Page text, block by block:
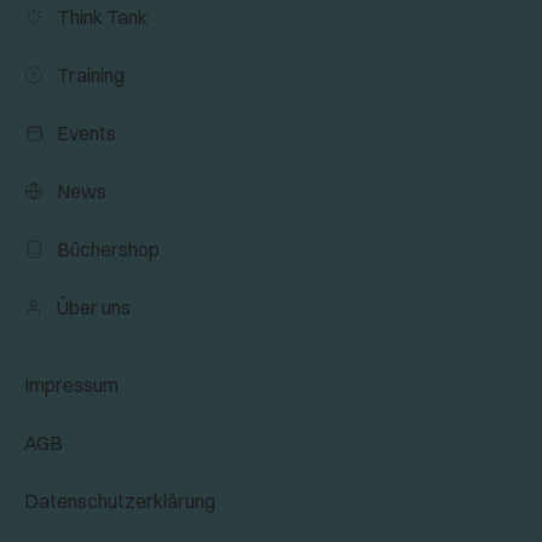
Think Tank
Training
Events
News
Büchershop
Über uns
Impressum
AGB
Datenschutzerklärung